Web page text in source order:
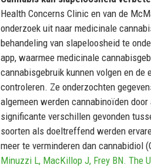
Health Concerns Clinic en van de
onderzoek uit naar medicinale
behandeling van slapeloosheid te
app, waarmee medicinale
cannabisgebruik kunnen volgen en de
controleren. Ze onderzochten
algemeen werden cannabinoïden
significante verschillen gevonden
soorten als doeltreffend werden
meer te verminderen dan cannabidiol
Minuzzi L, MacKillop J, Frey BN. The